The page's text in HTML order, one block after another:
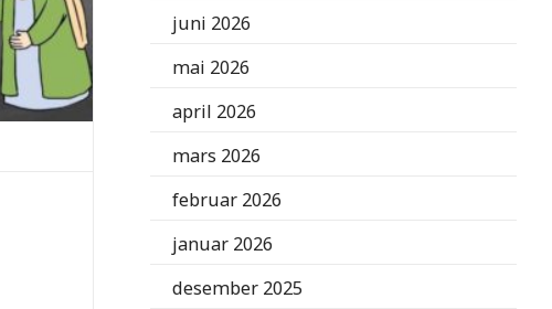
juni 2026
mai 2026
april 2026
mars 2026
februar 2026
januar 2026
desember 2025